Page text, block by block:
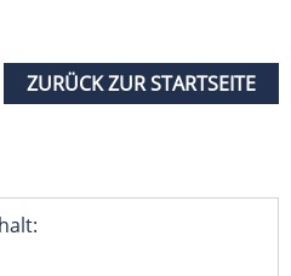
ZURÜCK ZUR STARTSEITE